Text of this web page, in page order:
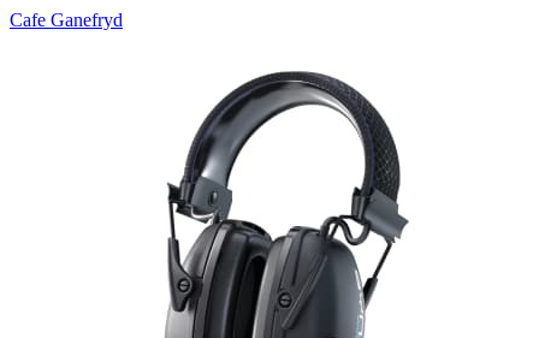
Cafe Ganefryd